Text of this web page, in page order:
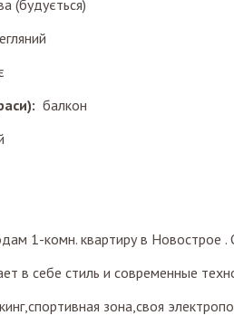
(будується)
балкон
1-комн. квартиру в Новострое .
в себе стиль и современные
зона,своя